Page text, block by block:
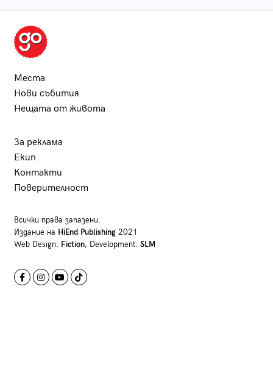
Места
Нови събития
Нещата от живота
За реклама
Екип
Контакти
Поверителност
Всички права запазени.
Издание на HiEnd Publishing2021
Web Design: Fiction, Development: SLM